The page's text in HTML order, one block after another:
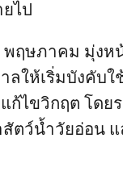
ไป
พฤษภาคม มุ่ง
าลให้เริ่มบังคั
ไขวิกฤต โดย
ตว์น้ำวัยอ่อน แ